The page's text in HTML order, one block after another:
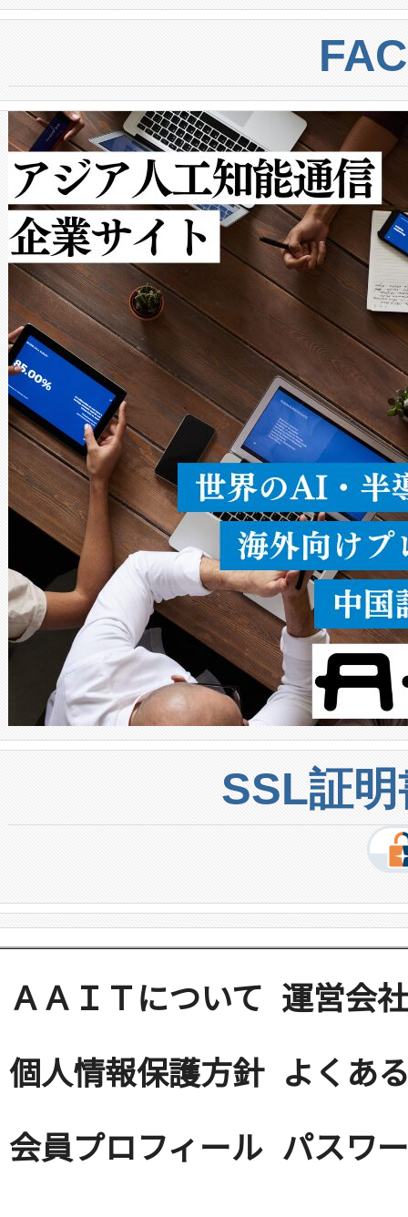
centers. Voltaiqは、ai&のAI
からシステム統合、試運転、
クルの各段階のデータを監視
[…]
ートル先まで検出でき、これ
トに対して約600メートルに
では、反射率10％のターゲッ
で向上し、最大検知距離は
ットだけで最大1キロメート
ルの変電所周囲を監視でき、
作業と点群処理を簡素化でき
Avia 2は、2種類のFOVオプシ
× 80°のノーマルモード、長
ードを切り替えて使用するこ
ることなく、単一のデバイス
うにします。遠距離まで届く
密度なスキャ […]
SSL証
ＡＡＩＴについて 運営会社
個人情報保護方針 よくあ
会員プロフィール パスワ